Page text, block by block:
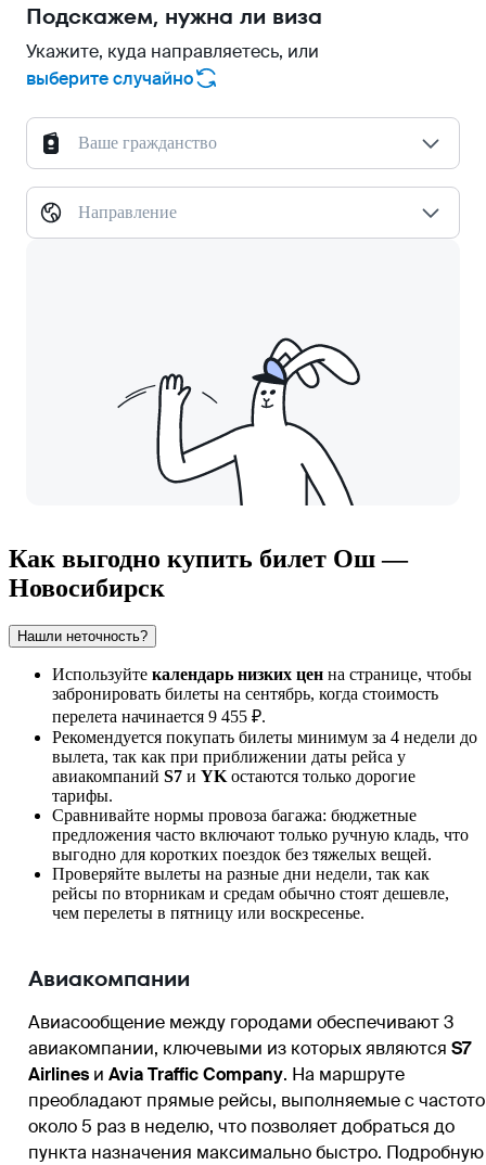
Подскажем, нужна ли виза
Укажите, куда направляетесь, или
выберите случайно
Ваше гражданство
Направление
Как выгодно купить билет Ош —
Новосибирск
Нашли неточность?
Используйте календарь низких цен на странице, чтобы
забронировать билеты на сентябрь, когда стоимость
перелета начинается 9 455 ₽.
Рекомендуется покупать билеты минимум за 4 недели до
вылета, так как при приближении даты рейса у
авиакомпаний S7 и YK остаются только дорогие
тарифы.
Сравнивайте нормы провоза багажа: бюджетные
предложения часто включают только ручную кладь, что
выгодно для коротких поездок без тяжелых вещей.
Проверяйте вылеты на разные дни недели, так как
рейсы по вторникам и средам обычно стоят дешевле,
чем перелеты в пятницу или воскресенье.
Авиакомпании
Авиасообщение между городами обеспечивают 3
авиакомпании, ключевыми из которых являются S7
Airlines и Avia Traffic Company. На маршруте
преобладают прямые рейсы, выполняемые с
около 5 раз в неделю, что позволяет добраться до
пункта назначения максимально быстро. Подробную